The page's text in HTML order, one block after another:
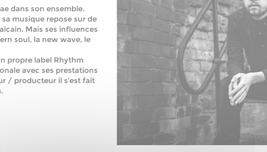
dans son ensemble.
musique repose sur de
Mais ses influences
soul, la new wave, le
propre label Rhythm
avec ses prestations
/ producteur il s’est fait